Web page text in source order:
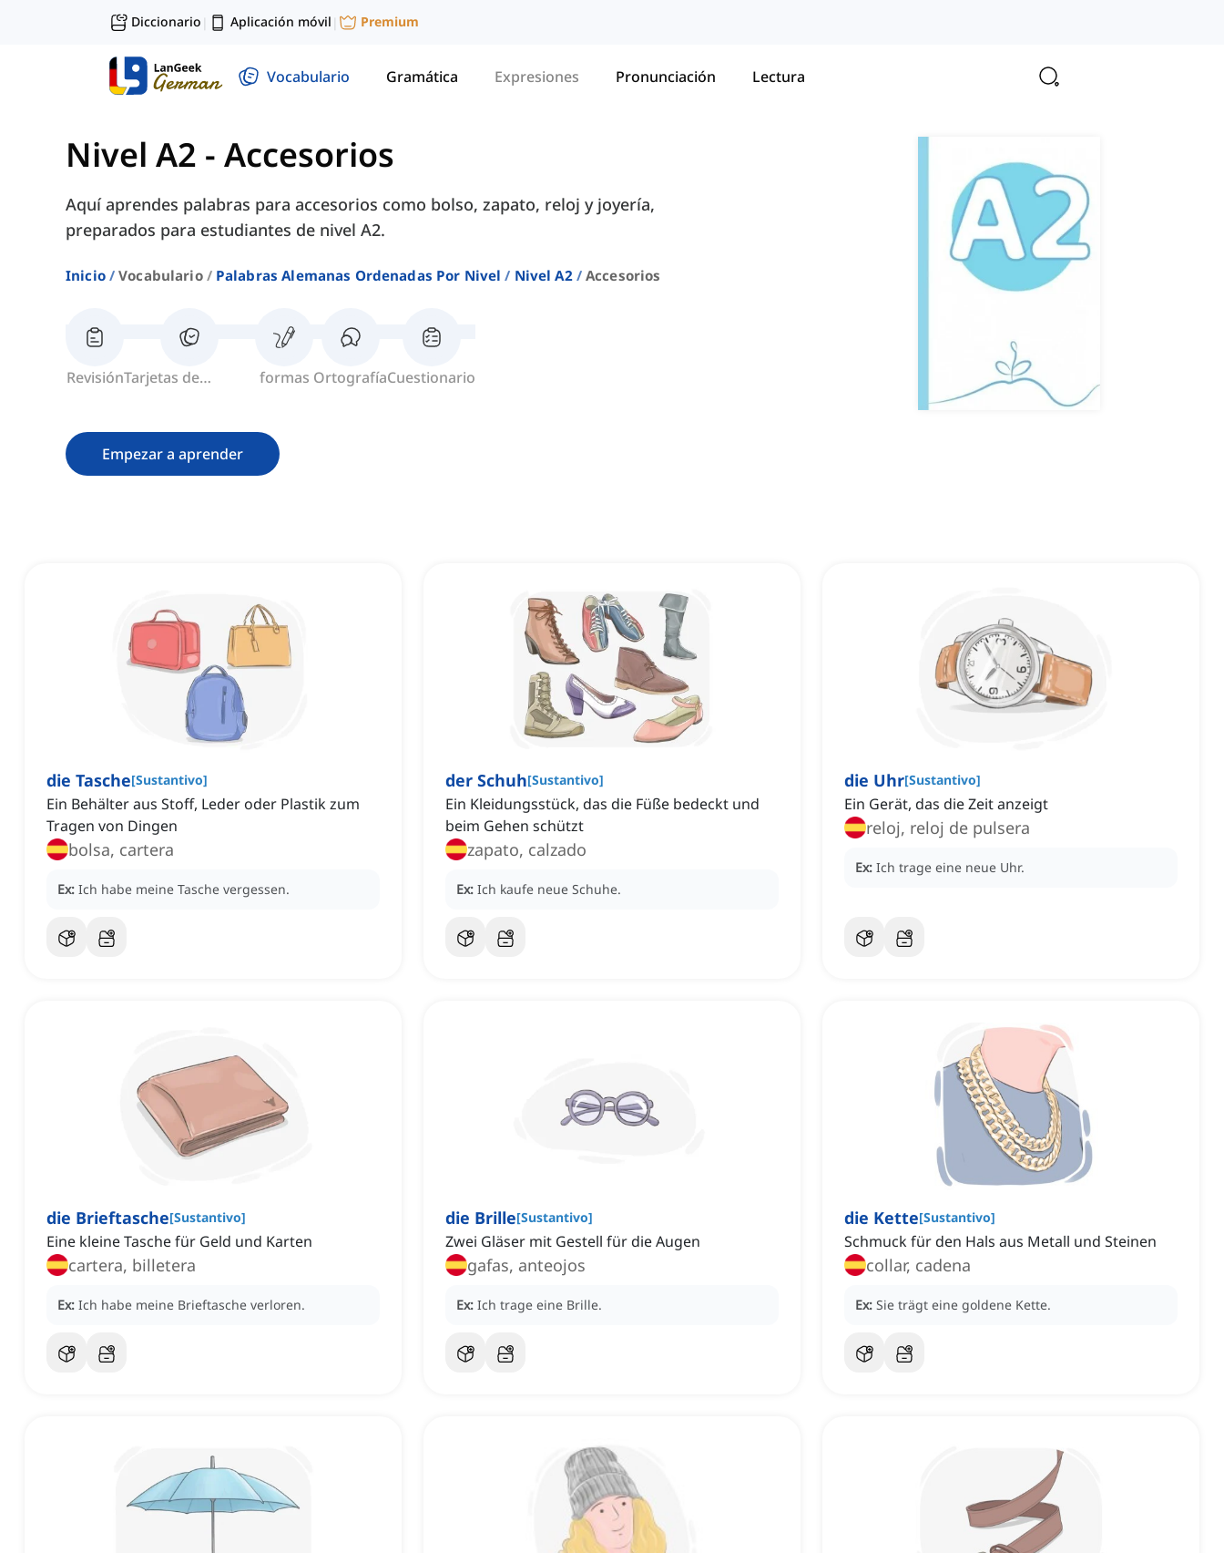
Diccionario | Aplicación móvil | Premium
Vocabulario Gramática Expresiones Pronunciación Lectura
Nivel A2 - Accesorios
Aquí aprendes palabras para accesorios como bolso, zapato, reloj y joyería,
preparados para estudiantes de nivel A2.
Inicio Vocabulario Palabras Alemanas Ordenadas Por Nivel Nivel A2 Accesorios
RevisiónTarjetas de
formas OrtografíaCuestionario
Empezar a aprender
die Tasche[Sustantivo]
Ein Behälter aus Stoff, Leder oder Plastik zum
Tragen von Dingen
bolsa, cartera
Ex: Ich habe meine Tasche vergessen.
der Schuh[Sustantivo]
Ein Kleidungsstück, das die Füße bedeckt und
beim Gehen schützt
zapato, calzado
Ex: Ich kaufe neue Schuhe.
die Uhr[Sustantivo]
Ein Gerät, das die Zeit anzeigt
reloj, reloj de pulsera
Ex: Ich trage eine neue Uhr.
die Brieftasche[Sustantivo]
Eine kleine Tasche für Geld und Karten
cartera, billetera
Ex: Ich habe meine Brieftasche verloren.
die Brille[Sustantivo]
Zwei Gläser mit Gestell für die Augen
gafas, anteojos
Ex: Ich trage eine Brille.
die Kette[Sustantivo]
Schmuck für den Hals aus Metall und Steinen
collar, cadena
Ex: Sie trägt eine goldene Kette.